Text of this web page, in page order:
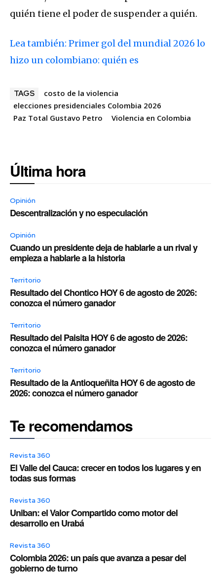
quién tiene el poder de suspender a quién.
Lea también: Primer gol del mundial 2026 lo
hizo un colombiano: quién es
TAGS
costo de la violencia
elecciones presidenciales Colombia 2026
Paz Total Gustavo Petro
Violencia en Colombia
Última hora
Opinión
Descentralización y no especulación
Opinión
Cuando un presidente deja de hablarle a un rival y
empieza a hablarle a la historia
Territorio
Resultado del Chontico HOY 6 de agosto de 2026:
conozca el número ganador
Territorio
Resultado del Paisita HOY 6 de agosto de 2026:
conozca el número ganador
Territorio
Resultado de la Antioqueñita HOY 6 de agosto de
2026: conozca el número ganador
Te recomendamos
Revista 360
El Valle del Cauca: crecer en todos los lugares y en
todas sus formas
Revista 360
Uniban: el Valor Compartido como motor del
desarrollo en Urabá
Revista 360
Colombia 2026: un país que avanza a pesar del
gobierno de turno